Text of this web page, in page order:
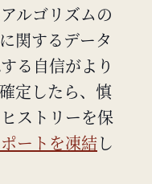
ルゴリズムの
関するデータ
る自信がより
定したら、慎
ストリーを保
ートを凍結 し